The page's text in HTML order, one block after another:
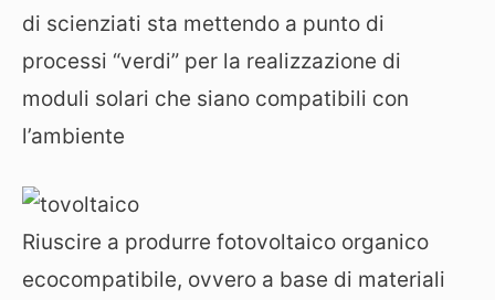
di scienziati sta mettendo a punto di
processi “verdi” per la realizzazione di
moduli solari che siano compatibili con
l’ambiente
Riuscire a produrre fotovoltaico organico
ecocompatibile, ovvero a base di materiali